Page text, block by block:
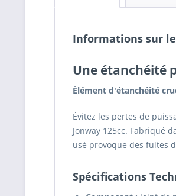
Informations sur
Une étanchéité
Élément d'étanchéité
Évitez les pertes de
Jonway 125cc. Fabriqué
usé provoque des fuites
Spécifications